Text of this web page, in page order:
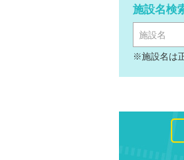
施設名検
施設名
※施設名は